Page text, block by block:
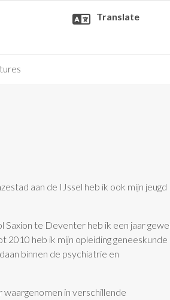
Translate
aan de IJssel heb ik ook mijn jeugd
Saxion te Deventer heb ik een jaar
2010 heb ik mijn opleiding geneeskunde
binnen de psychiatrie en
waargenomen in verschillende